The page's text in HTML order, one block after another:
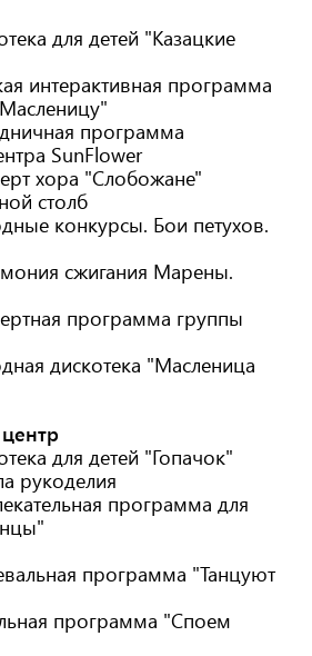
для детей "Казацкие
интерактивная программа
программа
SunFlower
хора "Слобожане"
столб
конкурсы. Бои петухов.
сжигания Марены.
программа группы
дискотека "Масленица
для детей "Гопачок"
рукоделия
программа для
программа "Танцуют
программа "Споем